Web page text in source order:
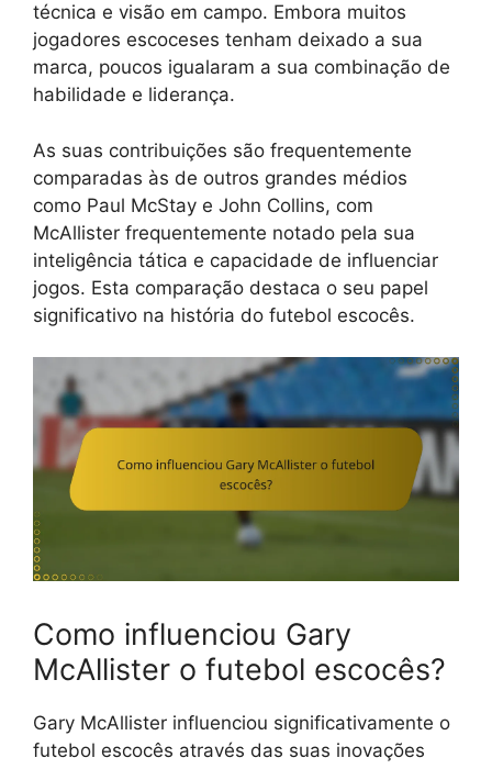
técnica e visão em campo. Embora muitos
jogadores escoceses tenham deixado a sua
marca, poucos igualaram a sua combinação de
habilidade e liderança.
As suas contribuições são frequentemente
comparadas às de outros grandes médios
como Paul McStay e John Collins, com
McAllister frequentemente notado pela sua
inteligência tática e capacidade de influenciar
jogos. Esta comparação destaca o seu papel
significativo na história do futebol escocês.
Como influenciou Gary
McAllister o futebol escocês?
Gary McAllister influenciou significativamente o
futebol escocês através das suas inovações